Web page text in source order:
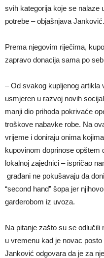
svih kategorija koje se nalaze
potrebe – objašnjava Janković.
Prema njegovim riječima,
zapravo donacija sama po
– Od svakog kupljenog artikla
usmjeren u razvoj novih
manji dio prihoda pokrivaće
troškove nabavke robe. Na
vrijeme i doniraju onima
kupovinom doprinose opštem
lokalnoj zajednici – ispričao
građani ne pokušavaju da
“second hand” šopa jer
garderobom iz uvoza.
Na pitanje zašto su se
u vremenu kad je novac
Janković odgovara da je za